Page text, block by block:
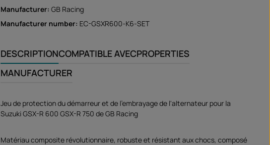
Manufacturer:GB Racing
Manufacturer number: EC-GSXR600-K6-SET
DESCRIPTIONCOMPATIBLE AVECPROPERTIES
MANUFACTURER
Jeu de protection du démarreur et de l'embrayage de l'alternateur pour la
Suzuki GSX-R 600 GSX-R 750 de GB Racing
Matériau composite révolutionnaire, robuste et résistant aux chocs, composé